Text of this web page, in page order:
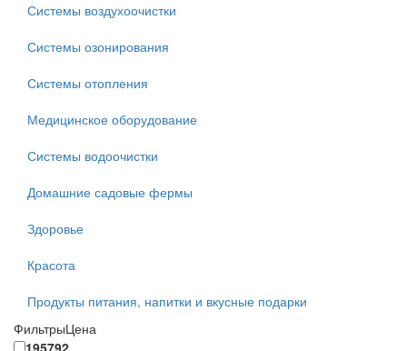
Системы воздухоочистки
Системы озонирования
Системы отопления
Медицинское оборудование
Системы водоочистки
Домашние садовые фермы
Здоровье
Красота
Продукты питания, напитки и вкусные подарки
ФильтрыЦена